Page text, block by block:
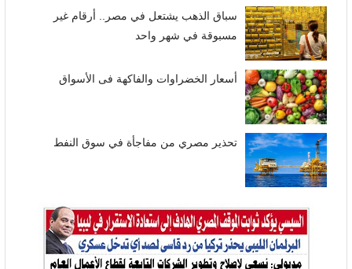
سباق الذهب يشتعل في مصر.. أرقام غير
مسبوقة في شهر واحد
أسعار الخضراوات والفاكهة فى الأسواق
تحذير مصري من مفاجأة في سوق النفط